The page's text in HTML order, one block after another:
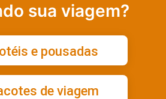
sua viagem?
e pousadas
de viagem